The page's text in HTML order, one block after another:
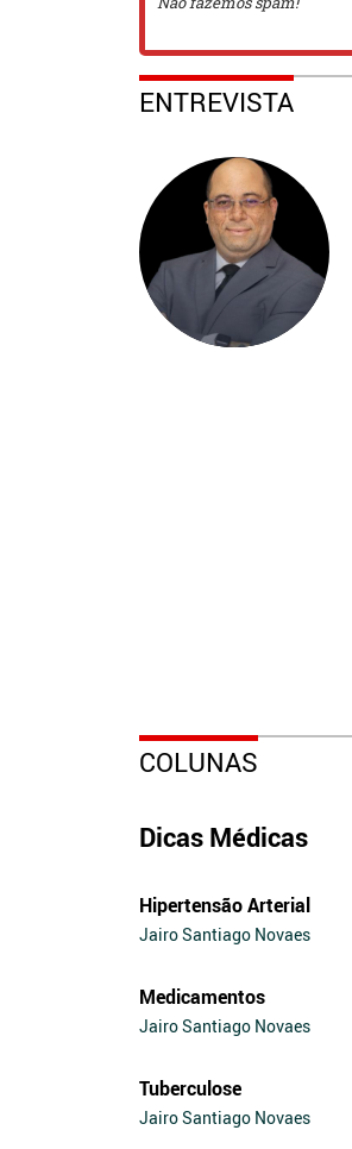
ENTREVISTA
COLUNAS
Dicas Médicas
Hipertensão Arterial
Jairo Santiago Novaes
Medicamentos
Jairo Santiago Novaes
Tuberculose
Jairo Santiago Novaes